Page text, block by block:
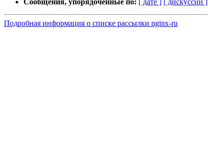
Сообщения, упорядоченные по: [ дате ] [ дискуссии ]
Подробная информация о списке рассылки nginx-ru